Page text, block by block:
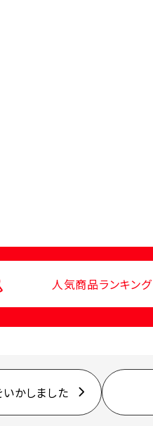
人気商品ランキング
かしました